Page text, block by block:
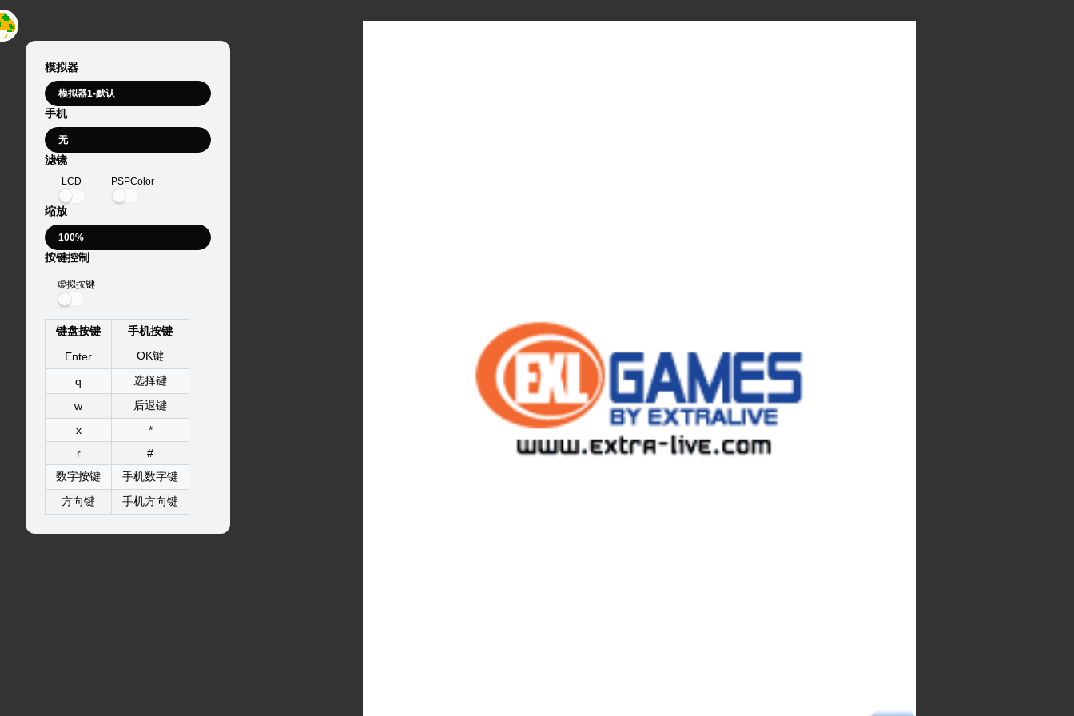
模拟器
手机
滤镜
LCD PSPColor
缩放
按键控制
虚拟按键
键盘按键
手机按键
Enter
OK键
q
选择键
w
后退键
x
*
r
#
数字按键
手机数字键
方向键
手机方向键